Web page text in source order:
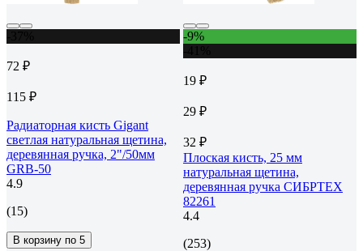
72 ₽
115 ₽
Радиаторная кисть Gigant
светлая натуральная щетина,
деревянная ручка, 2"/50мм
GRB-50
4.9
(15)
В корзину по 5
-9%
19 ₽
29 ₽
32 ₽
Плоская кисть, 25 мм
натуральная щетина,
деревянная ручка СИБРТЕХ
82261
4.4
(253)